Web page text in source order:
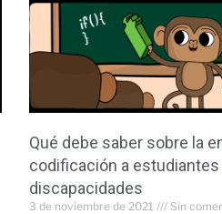
Qué debe saber sobre la
codificación a estudiantes
discapacidades
3 de noviembre de 2021 Sin